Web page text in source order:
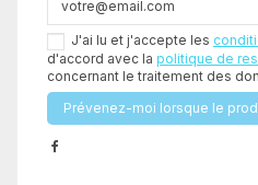
J'ai lu et j'accepte les
d'accord avec la politique de
concernant le traitement des